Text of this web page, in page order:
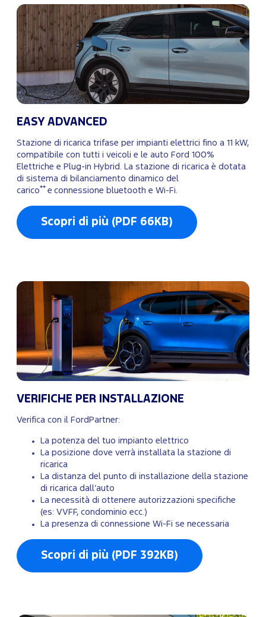
EASY ADVANCED
Stazione di ricarica trifase per impianti elettrici fino a 11 kW,
compatibile con tutti i veicoli e le auto Ford 100%
Elettriche e Plug-in Hybrid. La stazione di ricarica è dotata
di sistema di bilanciamento dinamico del
carico** e connessione bluetooth e Wi-Fi.
Scopri di più (PDF 66KB)
VERIFICHE PER INSTALLAZIONE
Verifica con il FordPartner:
La potenza del tuo impianto elettrico
La posizione dove verrà installata la stazione di
ricarica
La distanza del punto di installazione della stazione
di ricarica dall’auto
La necessità di ottenere autorizzazioni specifiche
(es: VVFF, condominio ecc.)
La presenza di connessione Wi-Fi se necessaria
Scopri di più (PDF 392KB)